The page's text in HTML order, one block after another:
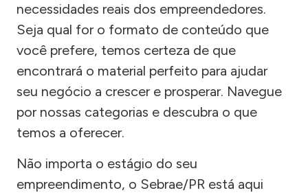
necessidades reais dos empreendedores.
Seja qual for o formato de conteúdo que
você prefere, temos certeza de que
encontrará o material perfeito para ajudar
seu negócio a crescer e prosperar. Navegue
por nossas categorias e descubra o que
temos a oferecer.
Não importa o estágio do seu
empreendimento, o Sebrae/PR está aqui